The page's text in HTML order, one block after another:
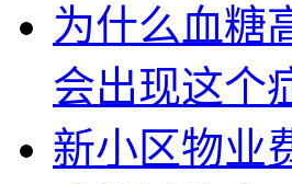
为什么血糖
会出现这个
新小区物业